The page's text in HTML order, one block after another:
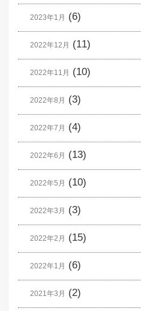
2023年1月 (6)
2022年12月 (11)
2022年11月 (10)
2022年8月 (3)
2022年7月 (4)
2022年6月 (13)
2022年5月 (10)
2022年3月 (3)
2022年2月 (15)
2022年1月 (6)
2021年3月 (2)